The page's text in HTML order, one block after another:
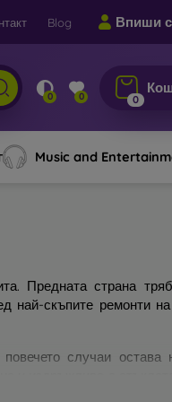
Blog Впиши
0 0 0
Music and
Предната страна
най-скъпите ремонти
случаи остава
за мобилни телефони.